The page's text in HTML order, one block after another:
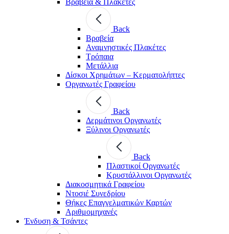
Back
Βραβεία
Αναμνηστικές Πλακέτες
Τρόπαια
Μετάλλια
Δίσκοι Χρημάτων – Κερματολήπτες
Οργανωτές Γραφείου
Back
Δερμάτινοι Οργανωτές
Ξύλινοι Οργανωτές
Back
Πλαστικοί Οργανωτές
Κρυστάλλινοι Οργανωτές
Διακοσμητικά Γραφείου
Ντοσιέ Συνεδρίου
Θήκες Επαγγελματικών Καρτών
Αριθμομηχανές
Ένδυση & Τσάντες